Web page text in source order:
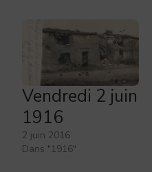
Vendredi 2 juin
1916
2 juin 2016
Dans "1916"